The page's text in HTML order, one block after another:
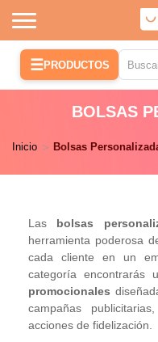
☰PRODUCTOS
BOLSAS
Inicio Bolsas
Las bolsas
herramienta poderosa
cada cliente en un
categoría encontrarás
promocionales
campañas
acciones de fidelización.